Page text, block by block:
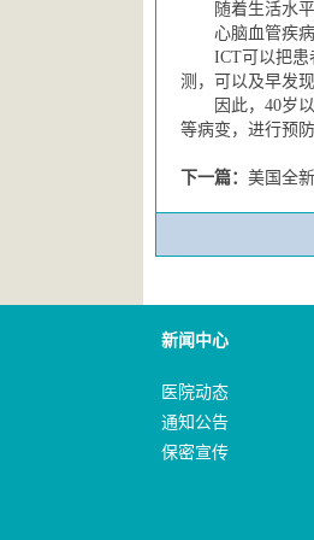
随着生活水
心脑血管疾
ICT可以把患
测，可以及早发
因此，40岁
等病变，进行预
下一篇： 美国全
新闻中心
医院动态
通知公告
保密宣传